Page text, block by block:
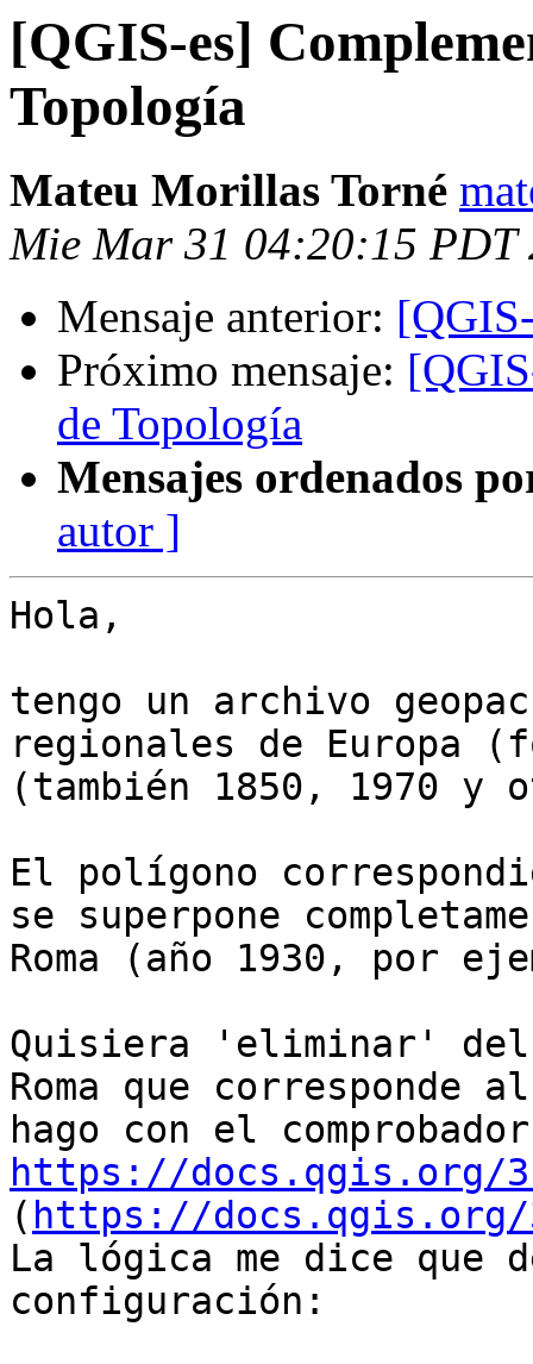
[QGIS-es]
Topología
Mateu Morillas Torné
Mie Mar 31 04:20:15 PDT
Mensaje anterior:
Próximo mensaje:
de Topología
Mensajes ordenados
autor ]
Hola,
tengo un archivo
regionales de Europa
(también 1850, 1970 y
El polígono
se superpone
Roma (año 1930, por
Quisiera 'eliminar'
Roma que
https://docs.qgis.org/
( https://docs.qgis.org/
La lógica me dice que
configuración: